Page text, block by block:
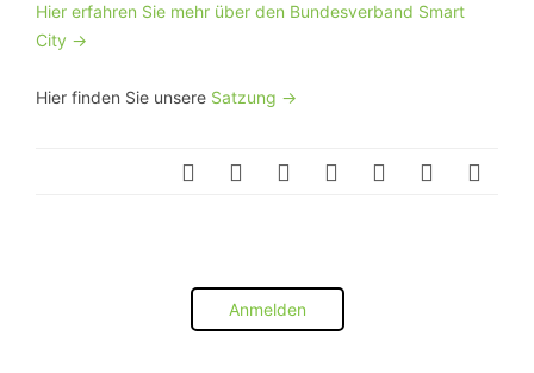
Hier erfahren Sie mehr über den Bundesverband Smart
City ->
Hier finden Sie unsere Satzung ->
Anmelden